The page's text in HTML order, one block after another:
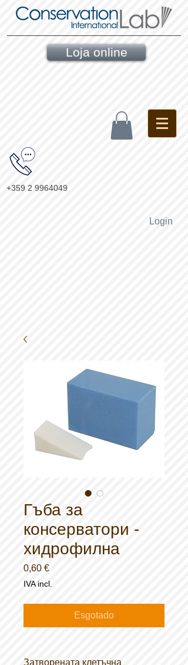
Loja online
+359 2 9964049
Login
Гъба за
консерватори -
хидрофилна
0,60 €Preço
IVA incl.
Esgotado
Затворената клетъчна